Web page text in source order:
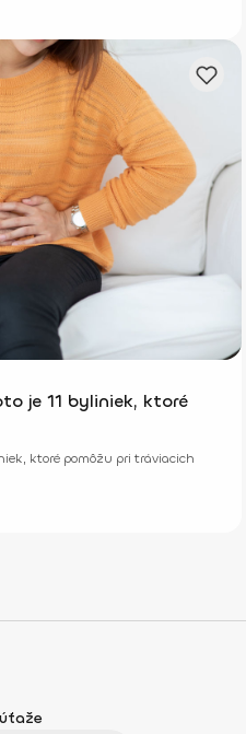
je 11 byliniek, ktoré